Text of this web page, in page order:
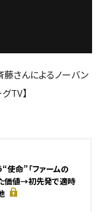
さんによるノーバン
TV】
命”「ファームの
価値→初先発で適時